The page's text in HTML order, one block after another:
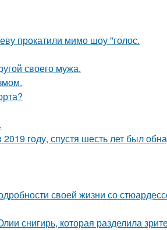
прокатили мимо шоу "голос.
своего мужа.
году, спустя шесть лет был
своей жизни со
снигирь, которая разделила